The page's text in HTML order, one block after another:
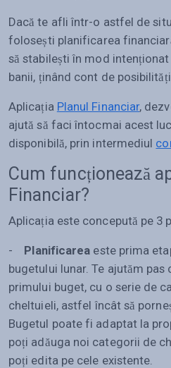
Dacă te afli într-o astfel de
folosești planificarea
să stabilești în mod
banii, ținând cont de
Aplicația Planul Financiar,
ajută să faci întocmai acest
disponibilă, prin intermediul
Cum funcționează
Financiar?
Aplicația este concepută pe 3
- Planificarea este prima
bugetului lunar. Te ajutăm pas
primului buget, cu o serie de
cheltuieli, astfel încât să
Bugetul poate fi adaptat la
poți adăuga noi categorii de
poți edita pe cele existente.